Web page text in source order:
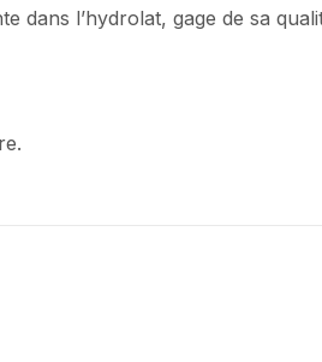
dans l’hydrolat, gage de sa